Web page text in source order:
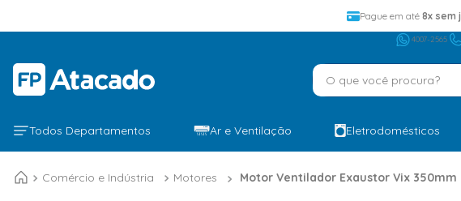
Pague em até 8x sem
4007-2565
O que você procura?
Todos Departamentos Ar e Ventilação Eletrodomésticos
Comércio e Indústria Motores Motor Ventilador Exaustor Vix 350mm